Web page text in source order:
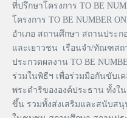
ที่ปรึกษาโครงการ TO BE
โครงการ TO BE NUMBER
อำเภอ สถานศึกษา สถานประ
และเยาวชน เรือนจำ/ทัณฑส
ประกวดผลงาน TO BE
ร่วมในพิธีฯ เพื่อร่วมมือกันขับเ
พระดำริขององค์ประธาน ทั้งใ
ขึ้น รวมทั้งส่งเสริมและสนับสนุ